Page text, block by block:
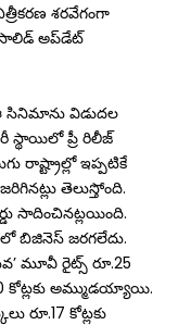
శరవేగంగా
సాలిడ్ అప్‌డేట్
సినిమాను విడుద‌ల
స్థాయిలో ప్రీ రిలీజ్
రాష్ట్రాల్లో ఇప్పటికే
తెలుస్తోంది.
సాదించినట్లయింది.
బిజినెస్ జరగలేదు.
మూవీ రైట్స్ రూ.25
కోట్లకు అమ్ముడయ్యాయి.
రూ.17 కోట్లకు